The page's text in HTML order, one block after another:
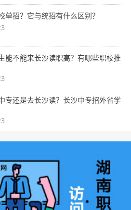
单招？它与统招有什么区别？
能不能来长沙读职高？有哪些职校推
专还是去长沙读？长沙中专招外省学